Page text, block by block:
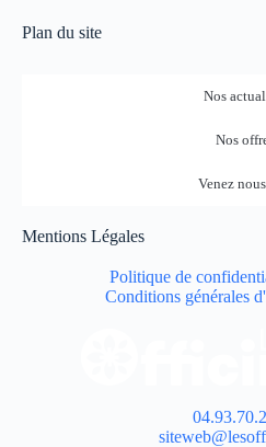
Plan du site
Nos
Nos
Venez
Mentions Légales
Politique de
Conditions générales